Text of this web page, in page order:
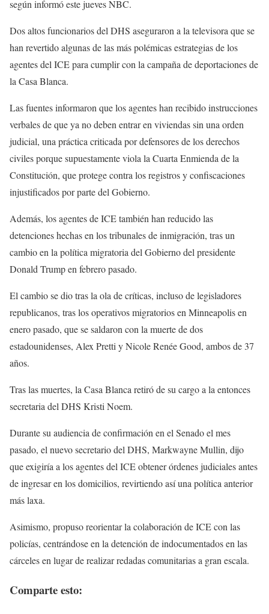
según informó este jueves NBC.
Dos altos funcionarios del DHS aseguraron a la televisora que se
han revertido algunas de las más polémicas estrategias de los
agentes del ICE para cumplir con la campaña de deportaciones de
la Casa Blanca.
Las fuentes informaron que los agentes han recibido instrucciones
verbales de que ya no deben entrar en viviendas sin una orden
judicial, una práctica criticada por defensores de los derechos
civiles porque supuestamente viola la Cuarta Enmienda de la
Constitución, que protege contra los registros y confiscaciones
injustificados por parte del Gobierno.
Además, los agentes de ICE también han reducido las
detenciones hechas en los tribunales de inmigración, tras un
cambio en la política migratoria del Gobierno del presidente
Donald Trump en febrero pasado.
El cambio se dio tras la ola de críticas, incluso de legisladores
republicanos, tras los operativos migratorios en Minneapolis en
enero pasado, que se saldaron con la muerte de dos
estadounidenses, Alex Pretti y Nicole Renée Good, ambos de 37
años.
Tras las muertes, la Casa Blanca retiró de su cargo a la entonces
secretaria del DHS Kristi Noem.
Durante su audiencia de confirmación en el Senado el mes
pasado, el nuevo secretario del DHS, Markwayne Mullin, dijo
que exigiría a los agentes del ICE obtener órdenes judiciales antes
de ingresar en los domicilios, revirtiendo así una política anterior
más laxa.
Asimismo, propuso reorientar la colaboración de ICE con las
policías, centrándose en la detención de indocumentados en las
cárceles en lugar de realizar redadas comunitarias a gran escala.
Comparte esto: